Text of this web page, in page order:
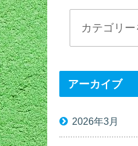
アーカイブ
2026年3月